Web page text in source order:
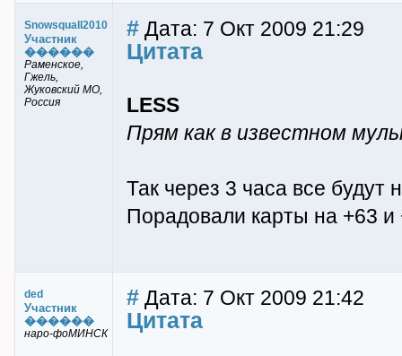
Snowsquall2010
Участник
������
Раменское,
Гжель,
Жуковский МО,
Россия
# Дата: 7 Окт 2009 21:29
Цитата
LESS
Прям как в известном
Так через 3 часа все будут
Порадовали карты на +63 и
ded
Участник
������
наро-фоМИНСК
# Дата: 7 Окт 2009 21:42
Цитата